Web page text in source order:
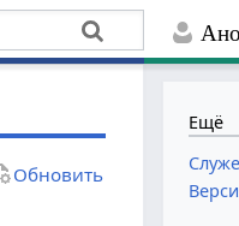
Обновить
Ещё